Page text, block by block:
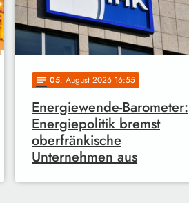
notes 05. August 2026 16:55
Energiewende-Barometer:
Energiepolitik bremst
oberfränkische
Unternehmen aus